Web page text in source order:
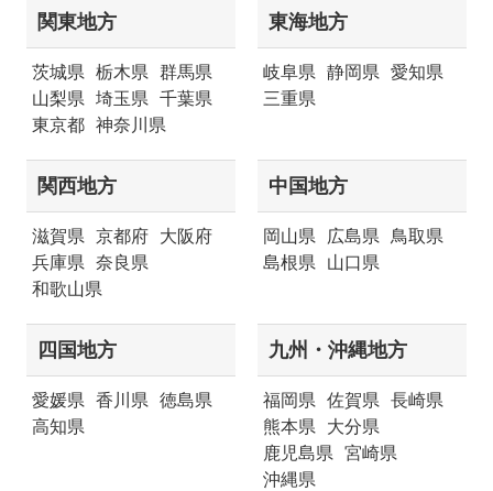
関東地方
茨城県 栃木県
群馬県
山梨県
埼玉県
千葉県
東京都
神奈川県
東海地方
岐阜県 静岡県
愛知県
三重県
関西地方
滋賀県 京都府
大阪府
兵庫県
奈良県
和歌山県
中国地方
岡山県 広島県
鳥取県
島根県
山口県
四国地方
愛媛県 香川県
徳島県
高知県
九州・沖縄地方
福岡県 佐賀県
長崎県
熊本県
大分県
鹿児島県
宮崎県
沖縄県